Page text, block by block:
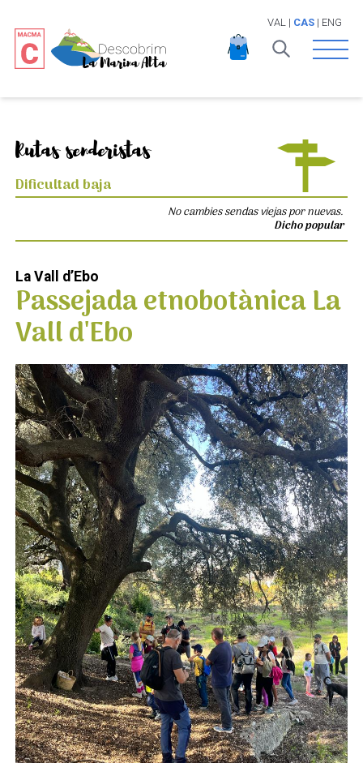
VAL | CAS| ENG
Open
Rutas senderistas
Dificultad baja
No cambies sendas viejas por nuevas.
Dicho popular
La Vall d’Ebo
Passejada etnobotànica La
Vall d'Ebo